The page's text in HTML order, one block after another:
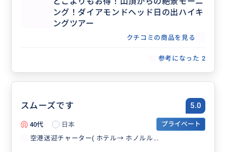
ていただき、まさか食べれると思っていなかったので、
とても嬉しかったです！
ありがとうございました！
ング！ダイアモンドヘッド日の出ハイキ
ングツアー
クチコミの商品を見る
参考になった 2
スムーズです 5.0
40代 日本
プライベート
空港送迎チャーター( ホテル→ ホノルル...